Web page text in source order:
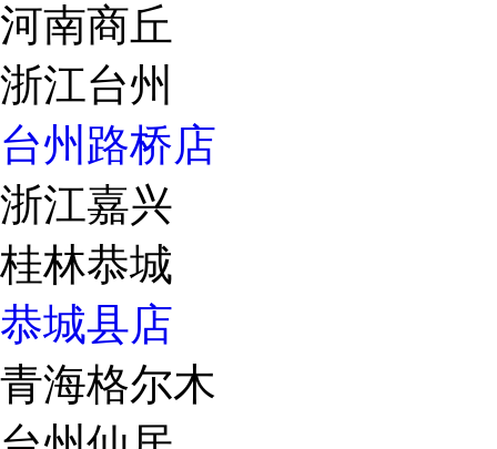
河南商丘
浙江台州
台州路桥店
浙江嘉兴
桂林恭城
恭城县店
青海格尔木